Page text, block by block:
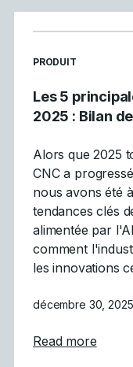
READ MORE
PRODUIT
Les 5
2025 : Bilan
Alors que 2025
CNC a
nous avons été
tendances clés
alimentée par
comment
les innovations
décembre 30, 2025
Read moreabout